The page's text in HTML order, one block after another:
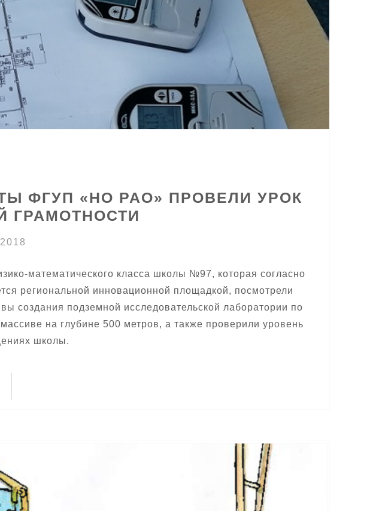
ФГУП «НО РАО» ПРОВЕЛИ УРОК
ГРАМОТНОСТИ
математического класса школы №97, которая согласно
региональной инновационной площадкой, посмотрели
создания подземной исследовательской лаборатории по
на глубине 500 метров, а также проверили уровень
школы.